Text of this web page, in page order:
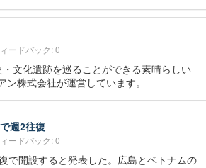
ードバック: 0
文化遺跡を巡ることができる素晴らしい
株式会社が運営しています。
週2往復
ードバック: 0
で開設すると発表した。広島とベトナムの